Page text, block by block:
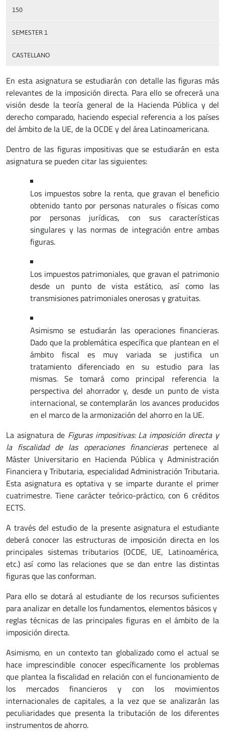
150
SEMESTER 1
CASTELLANO
En esta asignatura se estudiarán con detalle las figuras más
relevantes de la imposición directa. Para ello se ofrecerá una
visión desde la teoría general de la Hacienda Pública y del
derecho comparado, haciendo especial referencia a los países
del ámbito de la UE, de la OCDE y del área Latinoamericana.
Dentro de las figuras impositivas que se estudiarán en esta
asignatura se pueden citar las siguientes:
Los impuestos sobre la renta, que gravan el beneficio
obtenido tanto por personas naturales o físicas como
por personas jurídicas, con sus características
singulares y las normas de integración entre ambas
figuras.
Los impuestos patrimoniales, que gravan el patrimonio
desde un punto de vista estático, así como las
transmisiones patrimoniales onerosas y gratuitas.
Asimismo se estudiarán las operaciones financieras.
Dado que la problemática específica que plantean en el
ámbito fiscal es muy variada se justifica un
tratamiento diferenciado en su estudio para las
mismas. Se tomará como principal referencia la
perspectiva del ahorrador y, desde un punto de vista
internacional, se contemplarán los avances producidos
en el marco de la armonización del ahorro en la UE.
La asignatura deFiguras impositivas: La imposición directa y
la fiscalidad de las operaciones financieras pertenece al
Máster Universitario en Hacienda Pública y Administración
Financiera y Tributaria, especialidad Administración Tributaria.
Esta asignatura es optativa y se imparte durante el primer
cuatrimestre. Tiene carácter teórico-práctico, con 6 créditos
ECTS.
A través del estudio de la presente asignatura el estudiante
deberá conocer las estructuras de imposición directa en los
principales sistemas tributarios (OCDE, UE, Latinoamérica,
etc.) así como las relaciones que se dan entre las distintas
figuras que las conforman.
Para ello se dotará al estudiante de los recursos suficientes
para analizar en detalle los fundamentos, elementos básicos y
reglas técnicas de las principales figuras en el ámbito de la
imposición directa.
Asimismo, en un contexto tan globalizado como el actual se
hace imprescindible conocer específicamente los problemas
que plantea la fiscalidad en relación con el funcionamiento de
los mercados financieros y con los movimientos
internacionales de capitales, a la vez que se analizarán las
peculiaridades que presenta la tributación de los diferentes
instrumentos de ahorro.